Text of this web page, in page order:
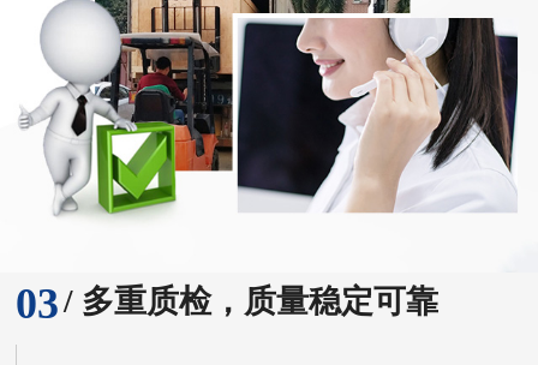
03/ 多重质检，质量稳定可靠